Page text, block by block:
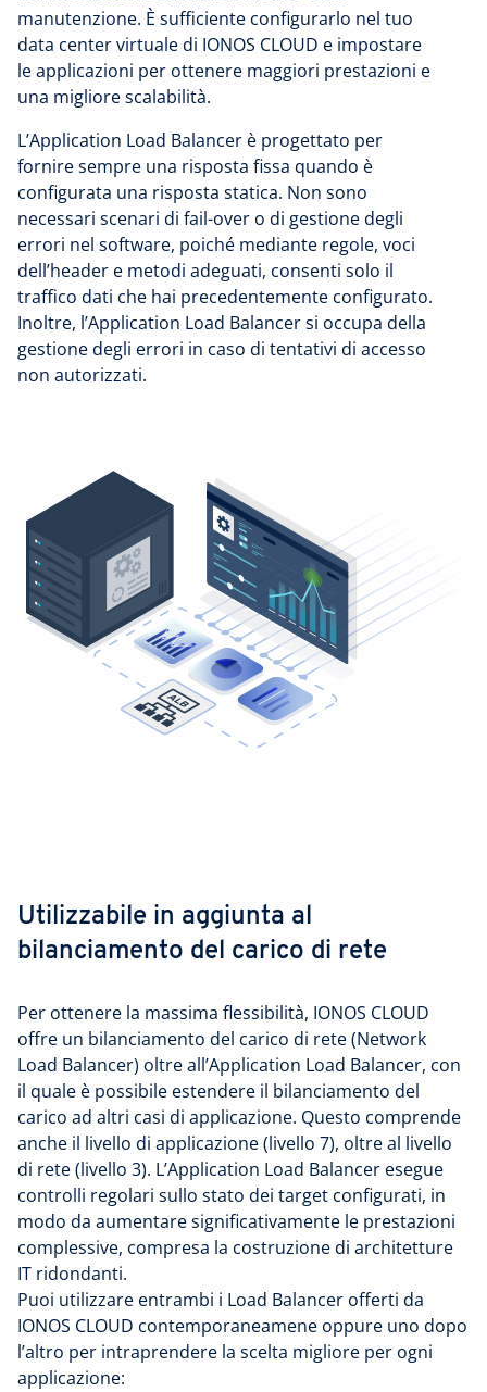
manutenzione. È sufficiente configurarlo nel tuo
data center virtuale di IONOS CLOUD e impostare
le applicazioni per ottenere maggiori prestazioni e
una migliore scalabilità.
L’Application Load Balancer è progettato per
fornire sempre una risposta fissa quando è
configurata una risposta statica. Non sono
necessari scenari di fail-over o di gestione degli
errori nel software, poiché mediante regole, voci
dell’header e metodi adeguati, consenti solo il
traffico dati che hai precedentemente configurato.
Inoltre, l’Application Load Balancer si occupa della
gestione degli errori in caso di tentativi di accesso
non autorizzati.
Utilizzabile in aggiunta al
bilanciamento del carico di rete
Per ottenere la massima flessibilità, IONOS CLOUD
offre un bilanciamento del carico di rete (Network
Load Balancer) oltre all’Application Load Balancer, con
il quale è possibile estendere il bilanciamento del
carico ad altri casi di applicazione. Questo comprende
anche il livello di applicazione (livello 7), oltre al livello
di rete (livello 3). L’Application Load Balancer esegue
controlli regolari sullo stato dei target configurati, in
modo da aumentare significativamente le prestazioni
complessive, compresa la costruzione di architetture
IT ridondanti.
Puoi utilizzare entrambi i Load Balancer offerti da
IONOS CLOUD contemporaneamene oppure uno dopo
l’altro per intraprendere la scelta migliore per ogni
applicazione: